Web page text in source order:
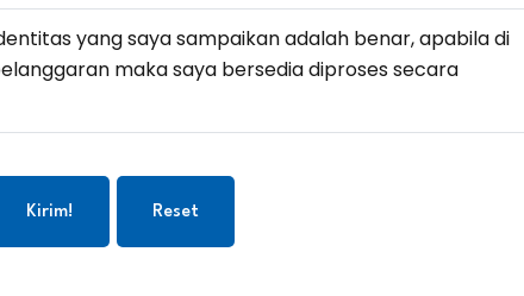
yang saya sampaikan adalah benar, apabila di
maka saya bersedia diproses secara
Kirim! Reset